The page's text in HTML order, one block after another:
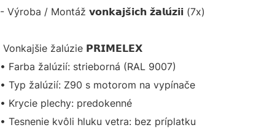
- Výroba / Montáž 𝘃𝗼𝗻𝗸𝗮𝗷𝘀̌𝗶𝗰𝗵 𝘇̌𝗮𝗹𝘂́𝘇𝗶𝗶 (7x)
Vonkajšie žalúzie 𝗣𝗥𝗜𝗠𝗘𝗟𝗘𝗫
• Farba žalúzií: strieborná (RAL 9007)
• Typ žalúzií: Z90 s motorom na vypínače
• Krycie plechy: predokenné
• Tesnenie kvôli hluku vetra: bez príplatku